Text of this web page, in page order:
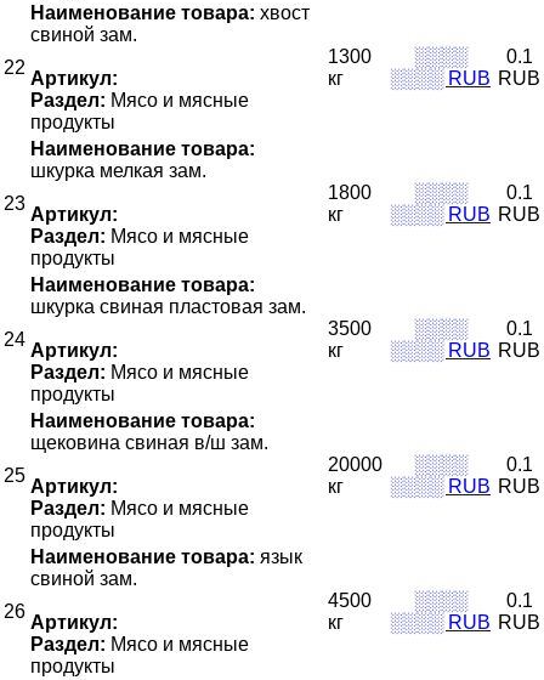
22
Наименование товара: хвост
свиной зам.
Артикул:
Раздел: Мясо и мясные
продукты
1300
кг
░░░░
░░░░ RUB
0.1
RUB
23
Наименование товара:
шкурка мелкая зам.
Артикул:
Раздел: Мясо и мясные
продукты
1800
кг
░░░░
░░░░ RUB
0.1
RUB
24
Наименование товара:
шкурка свиная пластовая зам.
Артикул:
Раздел: Мясо и мясные
продукты
3500
кг
░░░░
░░░░ RUB
0.1
RUB
25
Наименование товара:
щековина свиная в/ш зам.
Артикул:
Раздел: Мясо и мясные
продукты
20000
кг
░░░░
░░░░ RUB
0.1
RUB
26
Наименование товара: язык
свиной зам.
Артикул:
Раздел: Мясо и мясные
продукты
4500
кг
░░░░
░░░░ RUB
0.1
RUB